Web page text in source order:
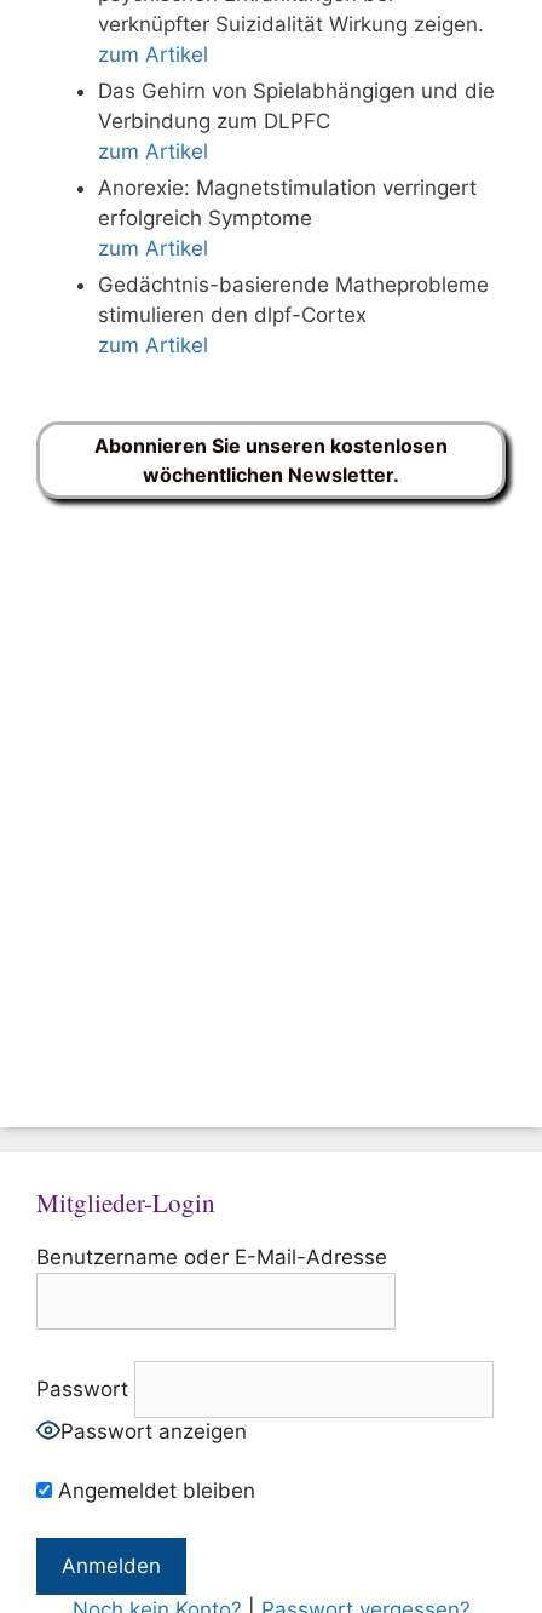
verknüpfter Suizidalität Wirkung zeigen.
zum Artikel
Das Gehirn von Spielabhängigen und die
Verbindung zum DLPFC
zum Artikel
Anorexie: Magnetstimulation verringert
erfolgreich Symptome
zum Artikel
Gedächtnis-basierende Matheprobleme
stimulieren den dlpf-Cortex
zum Artikel
Abonnieren Sie unseren kostenlosen
wöchentlichen Newsletter.
Mitglieder-Login
Benutzername oder E-Mail-Adresse
Passwort
Passwort anzeigen
Angemeldet bleiben